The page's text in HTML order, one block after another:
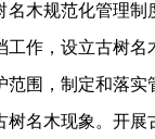
名木规范化管理制
工作，设立古树名
范围，制定和落实
树名木现象。开展